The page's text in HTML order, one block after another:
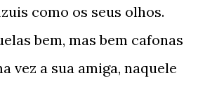
como os seus olhos.
bem, mas bem cafonas
vez a sua amiga, naquele